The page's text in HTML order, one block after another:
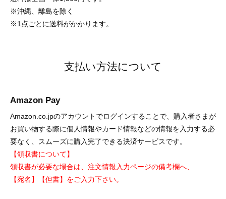
※沖縄、離島を除く
※1点ごとに送料がかかります。
支払い方法について
Amazon Pay
Amazon.co.jpのアカウントでログインすることで、購入者さまが
お買い物する際に個人情報やカード情報などの情報を入力する必
要なく、スムーズに購入完了できる決済サービスです。
【領収書について】
領収書が必要な場合は、注文情報入力ページの備考欄へ、
【宛名】【但書】をご入力下さい。